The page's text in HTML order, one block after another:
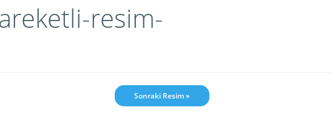
resim-
Sonraki Resim »